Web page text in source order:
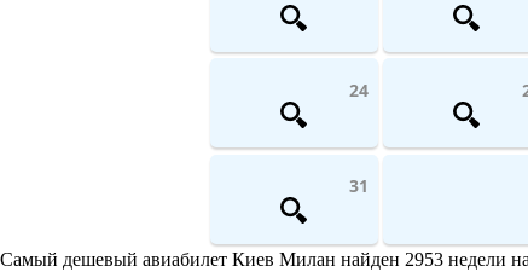
24
31
Самый дешевый авиабилет Киев Милан найден 2953 недели